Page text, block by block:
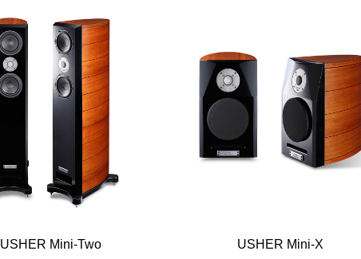
USHER Mini-Two
USHER Mini-X